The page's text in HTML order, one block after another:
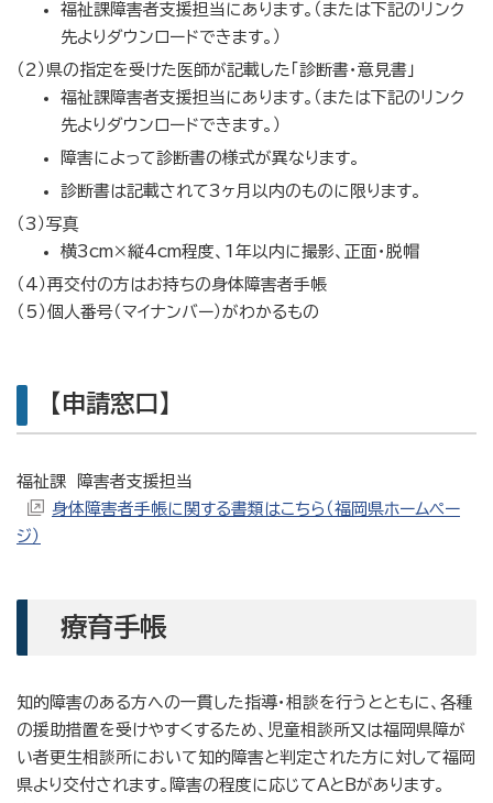
福祉課障害者支援担当にあります。（または下記のリンク
先よりダウンロードできます。）
（2）県の指定を受けた医師が記載した「診断書・意見書」
福祉課障害者支援担当にあります。（または下記のリンク
先よりダウンロードできます。）
障害によって診断書の様式が異なります。
診断書は記載されて3ヶ月以内のものに限ります。
（3）写真
横3cm×縦4cm程度、1年以内に撮影、正面・脱帽
（4）再交付の方はお持ちの身体障害者手帳
（5）個人番号（マイナンバー）がわかるもの
【申請窓口】
福祉課 障害者支援担当
身体障害者手帳に関する書類はこちら（福岡県ホームペー
ジ）
療育手帳
知的障害のある方への一貫した指導・相談を行うとともに、各種
の援助措置を受けやすくするため、児童相談所又は福岡県障が
い者更生相談所において知的障害と判定された方に対して福岡
県より交付されます。障害の程度に応じてAとBがあります。